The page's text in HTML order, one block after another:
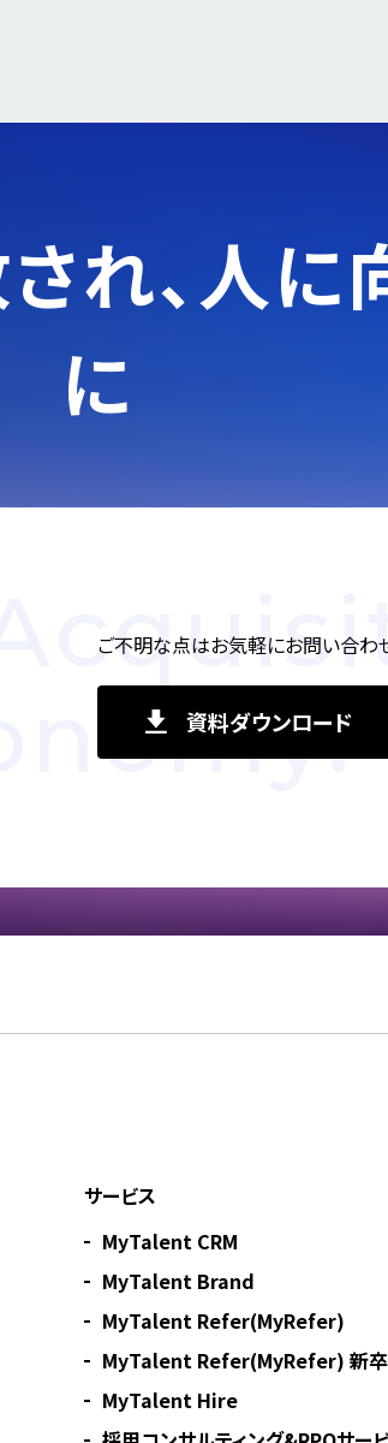
れ、人に
に
ご不明な点はお気軽にお問い合わ
資料ダウンロード
サービス
MyTalent CRM
MyTalent Brand
MyTalent Refer(MyRefer)
MyTalent Refer(MyRefer) 新卒
MyTalent Hire